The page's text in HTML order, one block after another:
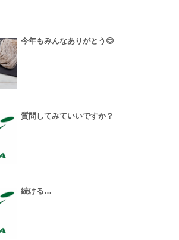
今年もみんなありがとう😊
質問してみていいですか？
続ける…